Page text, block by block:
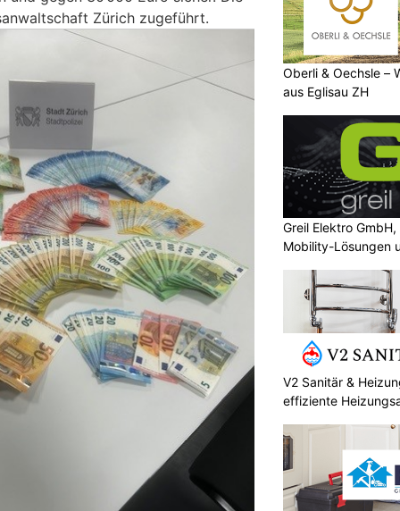
Zürich zugeführt.
Oberli & Oechsle –
aus Eglisau ZH
Greil Elektro
Mobility-Lösungen
V2 Sanitär &
effiziente